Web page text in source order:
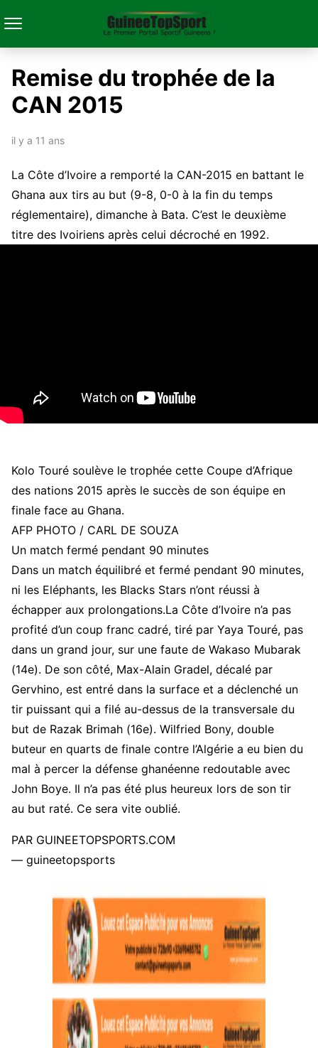
Remise du trophée de la
CAN 2015
il y a 11 ans
La Côte d’Ivoire a remporté la CAN-2015 en battant le
Ghana aux tirs au but (9-8, 0-0 à la fin du temps
réglementaire), dimanche à Bata. C’est le deuxième
titre des Ivoiriens après celui décroché en 1992.
Kolo Touré soulève le trophée cette Coupe d’Afrique
des nations 2015 après le succès de son équipe en
finale face au Ghana.
AFP PHOTO / CARL DE SOUZA
Un match fermé pendant 90 minutes
Dans un match équilibré et fermé pendant 90 minutes,
ni les Eléphants, les Blacks Stars n’ont réussi à
échapper aux prolongations.La Côte d’Ivoire n’a pas
profité d’un coup franc cadré, tiré par Yaya Touré, pas
dans un grand jour, sur une faute de Wakaso Mubarak
(14e). De son côté, Max-Alain Gradel, décalé par
Gervhino, est entré dans la surface et a déclenché un
tir puissant qui a filé au-dessus de la transversale du
but de Razak Brimah (16e). Wilfried Bony, double
buteur en quarts de finale contre l’Algérie a eu bien du
mal à percer la défense ghanéenne redoutable avec
John Boye. Il n’a pas été plus heureux lors de son tir
au but raté. Ce sera vite oublié.
PAR GUINEETOPSPORTS.COM
— guineetopsports